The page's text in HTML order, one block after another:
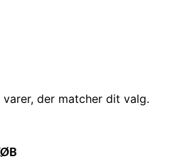
der matcher dit valg.